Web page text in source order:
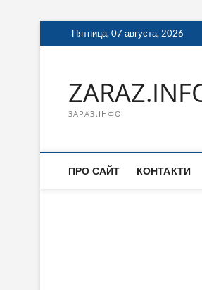
Перейти
к
Пятница, 07 августа, 2026
ЗАРАЗ.ІНФО
ПРО САЙТ КОНТАКТИ